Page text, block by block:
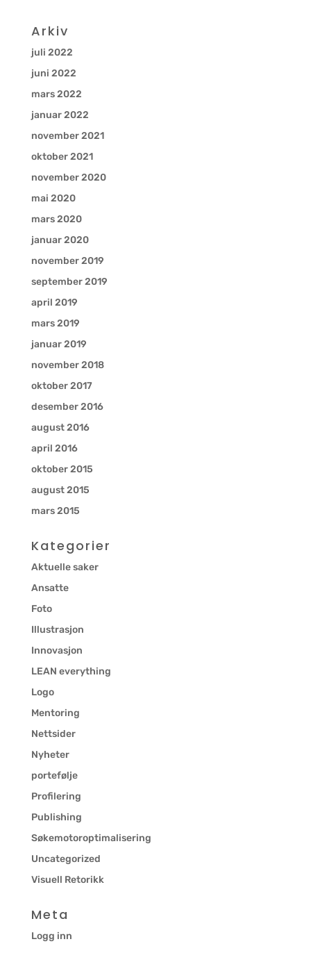
Arkiv
juli 2022
juni 2022
mars 2022
januar 2022
november 2021
oktober 2021
november 2020
mai 2020
mars 2020
januar 2020
november 2019
september 2019
april 2019
mars 2019
januar 2019
november 2018
oktober 2017
desember 2016
august 2016
april 2016
oktober 2015
august 2015
mars 2015
Kategorier
Aktuelle saker
Ansatte
Foto
Illustrasjon
Innovasjon
LEAN everything
Logo
Mentoring
Nettsider
Nyheter
portefølje
Profilering
Publishing
Søkemotoroptimalisering
Uncategorized
Visuell Retorikk
Meta
Logg inn